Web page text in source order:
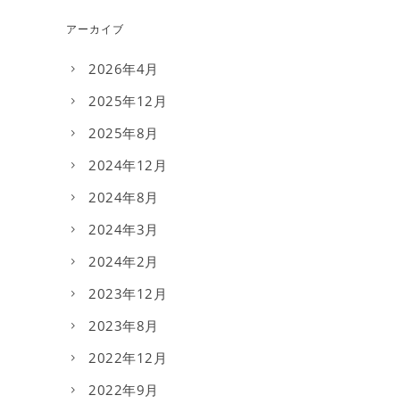
アーカイブ
2026年4月
2025年12月
2025年8月
2024年12月
2024年8月
2024年3月
2024年2月
2023年12月
2023年8月
2022年12月
2022年9月